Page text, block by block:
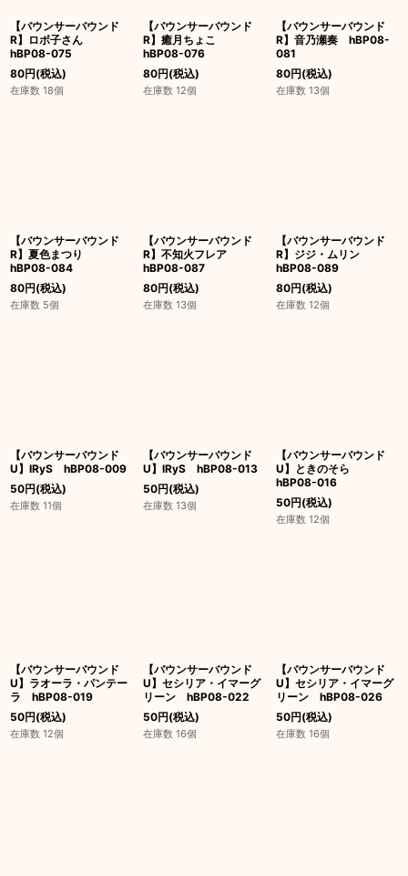
【バウンサーバウンド
R】ロボ子さん
hBP08-075
80円(税込)
在庫数 18個
【バウンサーバウンド
R】癒月ちょこ
hBP08-076
80円(税込)
在庫数 12個
【バウンサーバウンド
R】音乃瀬奏 hBP08-
081
80円(税込)
在庫数 13個
【バウンサーバウンド
R】夏色まつり
hBP08-084
80円(税込)
在庫数 5個
【バウンサーバウンド
R】不知火フレア
hBP08-087
80円(税込)
在庫数 13個
【バウンサーバウンド
R】ジジ・ムリン
hBP08-089
80円(税込)
在庫数 12個
【バウンサーバウンド
U】IRyS hBP08-009
50円(税込)
在庫数 11個
【バウンサーバウンド
U】IRyS hBP08-013
50円(税込)
在庫数 13個
【バウンサーバウンド
U】ときのそら
hBP08-016
50円(税込)
在庫数 12個
【バウンサーバウンド
U】ラオーラ・パンテー
ラ hBP08-019
50円(税込)
在庫数 12個
【バウンサーバウンド
U】セシリア・イマーグ
リーン hBP08-022
50円(税込)
在庫数 16個
【バウンサーバウンド
U】セシリア・イマーグ
リーン hBP08-026
50円(税込)
在庫数 16個